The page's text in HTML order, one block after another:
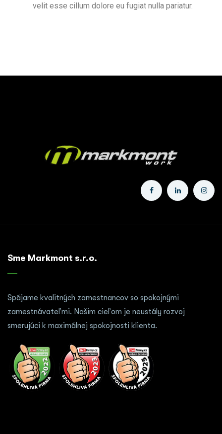
velit esse cillum dolore eu fugiat nulla pariatur.
Sme Markmont s.r.o.
Spájame kvalitných zamestnancov so spokojnými
zamestnávateľmi. Našim cieľom je neustály rozvoj
smerujúci k maximálnej spokojnosti klienta.